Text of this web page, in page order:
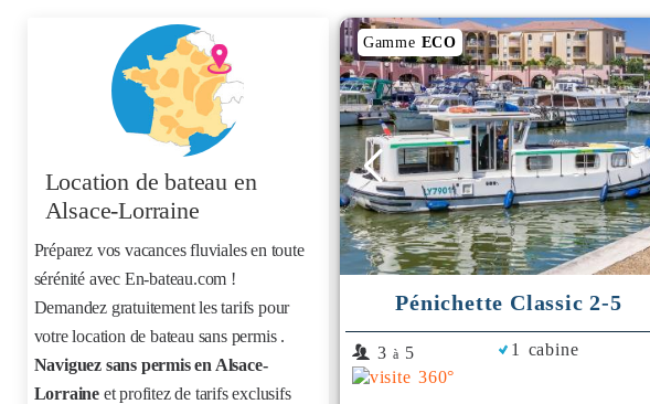
Location de bateau en
Alsace-Lorraine
Préparez vos vacances fluviales en toute
sérénité avec En-bateau.com !
Demandez gratuitement les tarifs pour
votre location de bateau sans permis .
Naviguez sans permis en Alsace-
Lorraineet profitez de tarifs exclusifs
Gamme ECO
Pénichette Classic 2-5
3 à 5 1 cabine